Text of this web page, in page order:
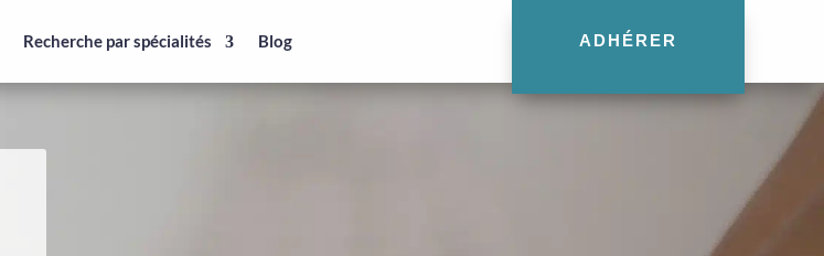
Recherche par spécialités Blog ADHÉRER